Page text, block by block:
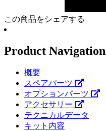
この商品をシェアする
Product Navigation
概要
スペアパーツ
オプションパーツ
アクセサリー
テクニカルデータ
キット内容